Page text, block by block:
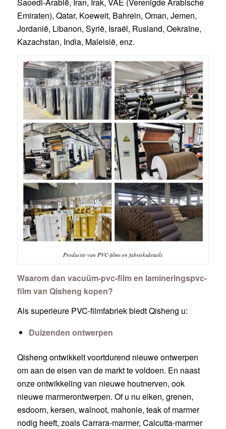
Emiraten), Qatar, Koeweit, Bahrein, Oman, Jemen,
Jordanië, Libanon, Syrië, Israël, Rusland, Oekraïne,
Kazachstan, India, Maleisië, enz.
Productie van PVC-films en fabrieksdetails
Waarom dan vacuüm-pvc-film en lamineringspvc-
film van Qisheng kopen?
Als superieure PVC-filmfabriek biedt Qisheng u:
Duizenden ontwerpen
Qisheng ontwikkelt voortdurend nieuwe ontwerpen
om aan de eisen van de markt te voldoen. En naast
onze ontwikkeling van nieuwe houtnerven, ook
nieuwe marmerontwerpen. Of u nu eiken, grenen,
esdoorn, kersen, walnoot, mahonie, teak of marmer
nodig heeft, zoals Carrara-marmer, Calcutta-marmer